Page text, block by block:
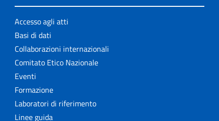
Accesso agli atti
Basi di dati
Collaborazioni internazionali
Comitato Etico Nazionale
Eventi
Formazione
Laboratori di riferimento
Linee guida